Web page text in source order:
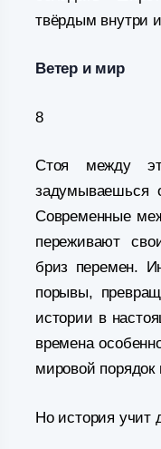
твёрдым внутри
Ветер и мир
8
Стоя между
задумываешься
Современные
переживают
бриз перемен.
порывы,
истории в
времена
мировой
Но история учит